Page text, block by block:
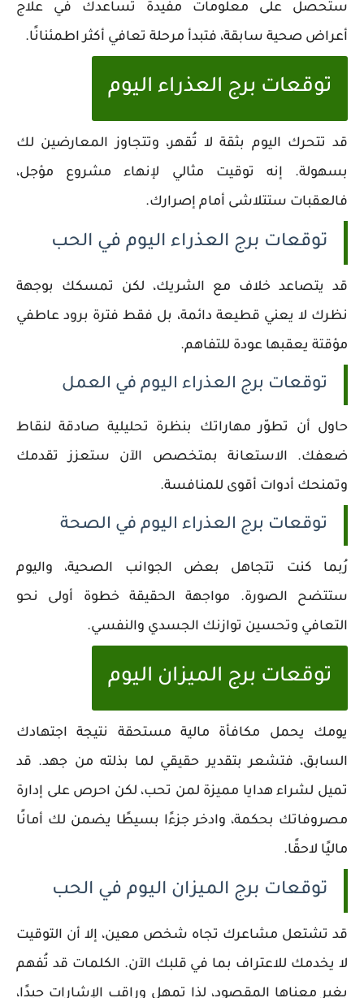
ستحصل على معلومات مفيدة تساعدك في علاج
أعراض صحية سابقة، فتبدأ مرحلة تعافي أكثر اطمئنانًا.
توقعات برج العذراء اليوم
قد تتحرك اليوم بثقة لا تُقهر، وتتجاوز المعارضين لك
بسهولة. إنه توقيت مثالي لإنهاء مشروع مؤجل،
فالعقبات ستتلاشى أمام إصرارك.
توقعات برج العذراء اليوم في الحب
قد يتصاعد خلاف مع الشريك، لكن تمسكك بوجهة
نظرك لا يعني قطيعة دائمة، بل فقط فترة برود عاطفي
مؤقتة يعقبها عودة للتفاهم.
توقعات برج العذراء اليوم في العمل
حاول أن تطوّر مهاراتك بنظرة تحليلية صادقة لنقاط
ضعفك. الاستعانة بمتخصص الآن ستعزز تقدمك
وتمنحك أدوات أقوى للمنافسة.
توقعات برج العذراء اليوم في الصحة
رُبما كنت تتجاهل بعض الجوانب الصحية، واليوم
ستتضح الصورة. مواجهة الحقيقة خطوة أولى نحو
التعافي وتحسين توازنك الجسدي والنفسي.
توقعات برج الميزان اليوم
يومك يحمل مكافأة مالية مستحقة نتيجة اجتهادك
السابق، فتشعر بتقدير حقيقي لما بذلته من جهد. قد
تميل لشراء هدايا مميزة لمن تحب، لكن احرص على إدارة
مصروفاتك بحكمة، وادخر جزءًا بسيطًا يضمن لك أمانًا
ماليًا لاحقًا.
توقعات برج الميزان اليوم في الحب
قد تشتعل مشاعرك تجاه شخص معين، إلا أن التوقيت
لا يخدمك للاعتراف بما في قلبك الآن. الكلمات قد تُفهم
بغير معناها المقصود، لذا تمهل وراقب الإشارات جيدًا،